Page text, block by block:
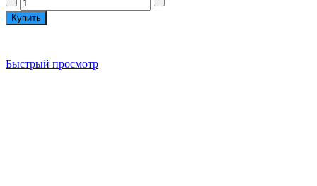
Быстрый просмотр